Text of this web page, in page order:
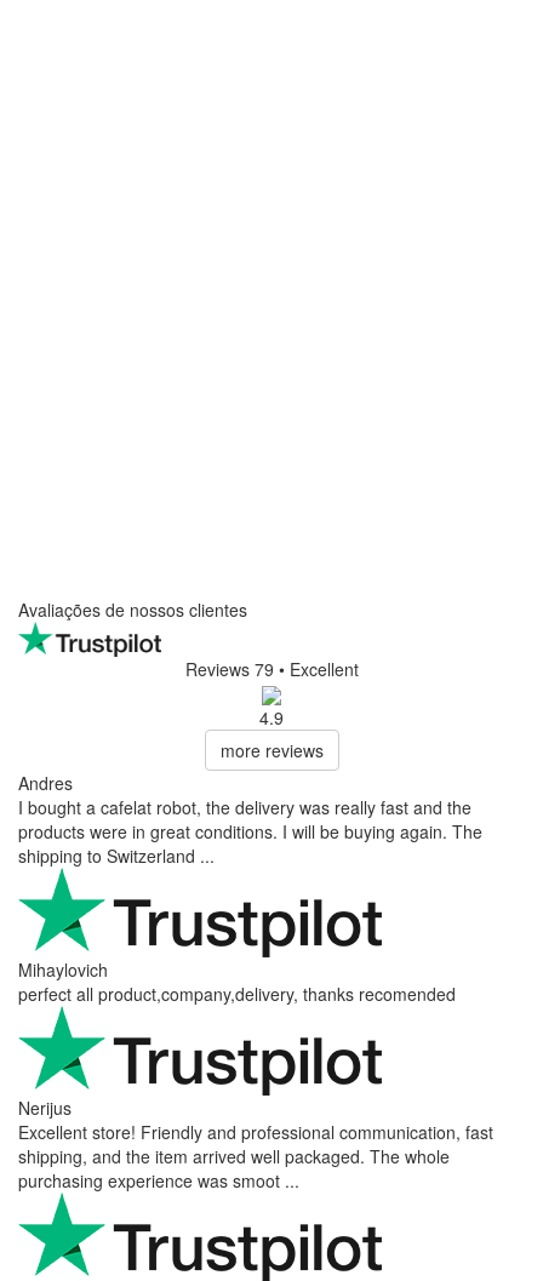
Avaliações de nossos clientes
Reviews 79 • Excellent
4.9
more reviews
Andres
I bought a cafelat robot, the delivery was really fast and the
products were in great conditions. I will be buying again. The
shipping to Switzerland ...
Mihaylovich
perfect all product,company,delivery, thanks recomended
Nerijus
Excellent store! Friendly and professional communication, fast
shipping, and the item arrived well packaged. The whole
purchasing experience was smoot ...